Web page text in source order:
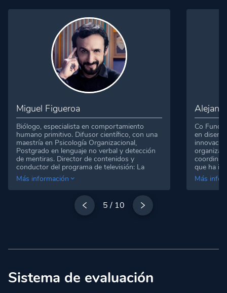
Miguel Figueroa
Biólogo, especialista en comportamiento
humano primitivo. Difusor científico, con una
maestría en Psicología Organizacional,
Postgrado en lenguaje no verbal y detección
de mentiras. Director de contenidos y
conductor del programa de televisión: La
Neurona Reina.
publicado los libros: Guía de presentación
para investigadores publicado por Consejo
Nacional de Ciencia, Tecnología e Innovación
Tecnológica (CONCYTEC), Rompe el miedo y
Habla en público, Secretos del lenguaje no
Más información
Co
en
que ha
Ha
Brasil,
Más
5/ 10
Sistema de evaluación